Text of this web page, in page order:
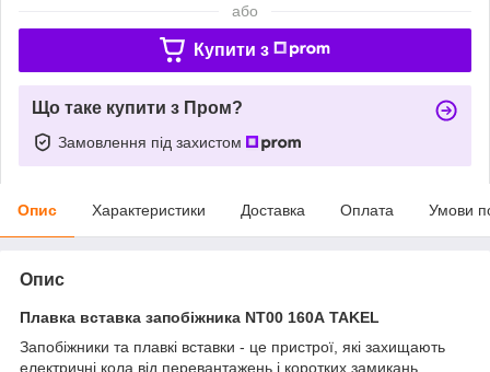
або
Купити з
Що таке купити з Пром?
Замовлення під захистом
Опис Характеристики Доставка Оплата Умови
Опис
Плавка вставка запобіжника NT00 160А TAKEL
Запобіжники та плавкі вставки - це пристрої, які захищають
електричні кола від перевантажень і коротких замикань